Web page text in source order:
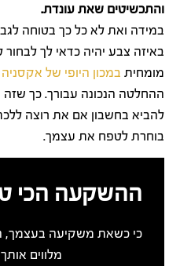
והתכשיטים שאת עונדת.
במידה ואת לא כל כך בטוחה
באיזה צבע יהיה כדאי לך לבחור
מומחית במכון היופי של אקסניה
ההחלטה הנכונה עבורך. כך שזה
להביא בחשבון אם את רוצה
בוחרת לטפח את עצמך.
ההשקעה הכי
כי כשאת משקיעה בעצמך,
מלווים